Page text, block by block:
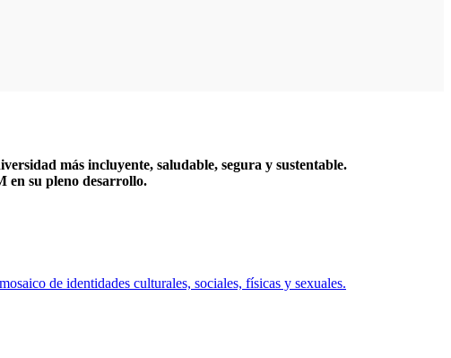
más incluyente, saludable, segura y sustentable.
en su pleno desarrollo.
de identidades culturales, sociales, físicas y sexuales.